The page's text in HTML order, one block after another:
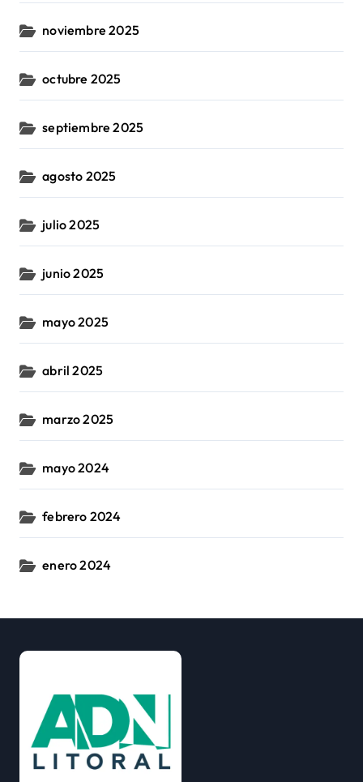
noviembre 2025
octubre 2025
septiembre 2025
agosto 2025
julio 2025
junio 2025
mayo 2025
abril 2025
marzo 2025
mayo 2024
febrero 2024
enero 2024